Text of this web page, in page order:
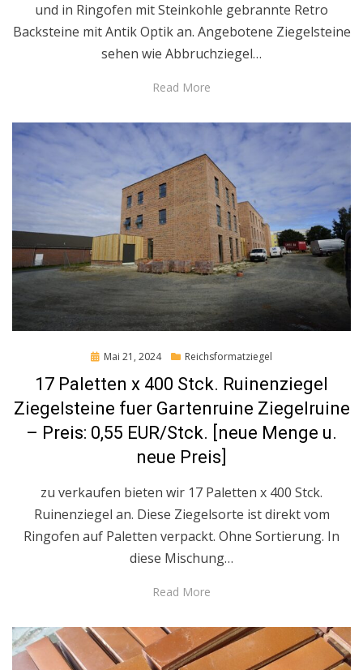
und in Ringofen mit Steinkohle gebrannte Retro
Backsteine mit Antik Optik an. Angebotene Ziegelsteine
sehen wie Abbruchziegel…
Read More
PostedMai 21, 2024 Reichsformatziegel
17 Paletten x 400 Stck. Ruinenziegel
Ziegelsteine fuer Gartenruine Ziegelruine
– Preis: 0,55 EUR/Stck. [neue Menge u.
neue Preis]
zu verkaufen bieten wir 17 Paletten x 400 Stck.
Ruinenziegel an. Diese Ziegelsorte ist direkt vom
Ringofen auf Paletten verpackt. Ohne Sortierung. In
diese Mischung…
Read More